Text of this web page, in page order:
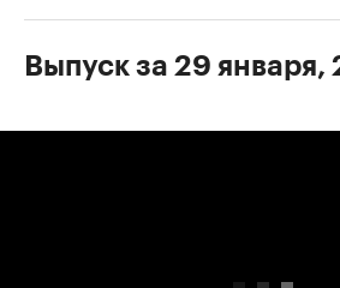
Выпуск за 29 января,